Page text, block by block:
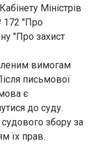
Міністрів
172 "Про
"Про захист
вимогам
письмової
є
до суду.
збору за
їх прав.